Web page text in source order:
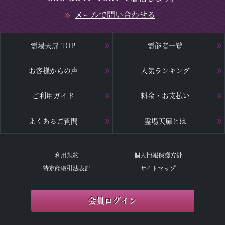
メールで問い合わせる
霊場天扉 TOP 霊能者一覧
お客様からの声 人気ランキング
ご利用ガイド 料金・お支払い
よくあるご質問 霊場天扉とは
利用規約
特定商取引法表記
個人情報保護方針
サイトマップ
会員ログイン